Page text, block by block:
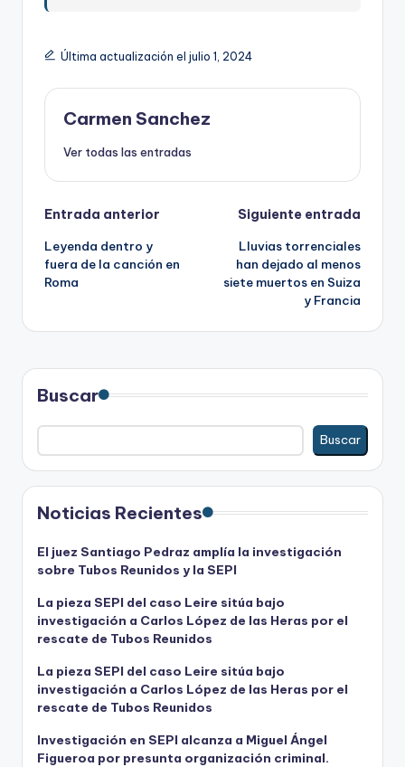
Última actualización el julio 1, 2024
Carmen Sanchez
Ver todas las entradas
Navegación
de
entradas
Entrada anterior
Leyenda dentro y
fuera de la canción en
Roma
Siguiente entrada
Lluvias torrenciales
han dejado al menos
siete muertos en Suiza
y Francia
Buscar
Buscar
Noticias Recientes
El juez Santiago Pedraz amplía la investigación
sobre Tubos Reunidos y la SEPI
La pieza SEPI del caso Leire sitúa bajo
investigación a Carlos López de las Heras por el
rescate de Tubos Reunidos
La pieza SEPI del caso Leire sitúa bajo
investigación a Carlos López de las Heras por el
rescate de Tubos Reunidos
Investigación en SEPI alcanza a Miguel Ángel
Figueroa por presunta organización criminal.